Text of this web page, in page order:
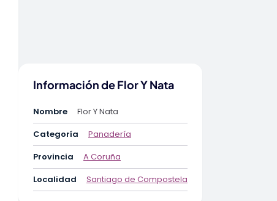
Información de Flor Y Nata
Nombre
Flor Y Nata
Categoría
Panadería
Provincia
A Coruña
Localidad
Santiago de Compostela